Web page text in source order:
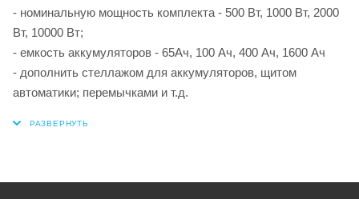
- номинальную мощность комплекта - 500 Вт, 1000 Вт, 2000
Вт, 10000 Вт;
- емкость аккумуляторов - 65Ач, 100 Ач, 400 Ач, 1600 Ач
- дополнить стеллажом для аккумуляторов, щитом
автоматики; перемычками и т.д.